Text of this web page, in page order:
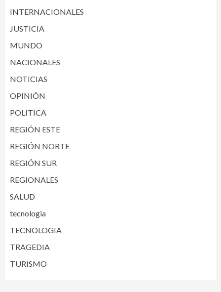
INTERNACIONALES
JUSTICIA
MUNDO
NACIONALES
NOTICIAS
OPINIÓN
POLITICA
REGIÓN ESTE
REGIÓN NORTE
REGIÓN SUR
REGIONALES
SALUD
tecnologia
TECNOLOGIA
TRAGEDIA
TURISMO